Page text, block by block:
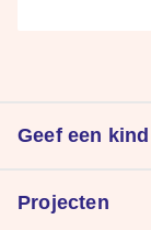
Geef een
Projecten